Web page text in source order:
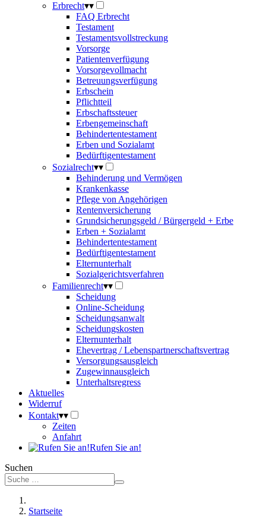
Erbrecht▾▾
FAQ Erbrecht
Testament
Testamentsvollstreckung
Vorsorge
Patientenverfügung
Vorsorgevollmacht
Betreuungsverfügung
Erbschein
Pflichtteil
Erbschaftssteuer
Erbengemeinschaft
Behindertentestament
Erben und Sozialamt
Bedürftigentestament
Sozialrecht▾▾
Behinderung und Vermögen
Krankenkasse
Pflege von Angehörigen
Rentenversicherung
Grundsicherungsgeld / Bürgergeld + Erbe
Erben + Sozialamt
Behindertentestament
Bedürftigentestament
Elternunterhalt
Sozialgerichtsverfahren
Familienrecht▾▾
Scheidung
Online-Scheidung
Scheidungsanwalt
Scheidungskosten
Elternunterhalt
Ehevertrag / Lebenspartnerschaftsvertrag
Versorgungsausgleich
Zugewinnausgleich
Unterhaltsregress
Aktuelles
Widerruf
Kontakt▾▾
Zeiten
Anfahrt
Rufen Sie an!
Suchen
Startseite